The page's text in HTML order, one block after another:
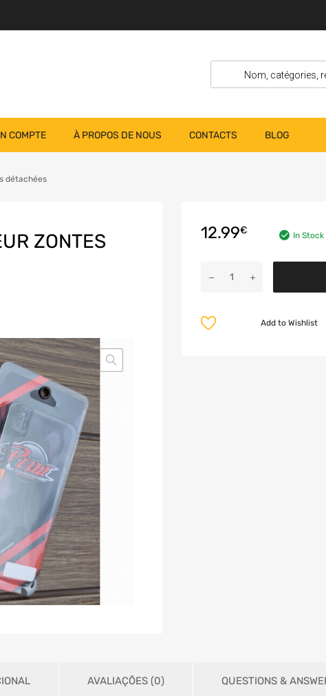
COMPTE À PROPOS DE NOUS CONTACTS BLOG
détachées
ZONTES
12.99€ In Stock
Add to Wishlist
AVALIAÇÕES (0) QUESTIONS &